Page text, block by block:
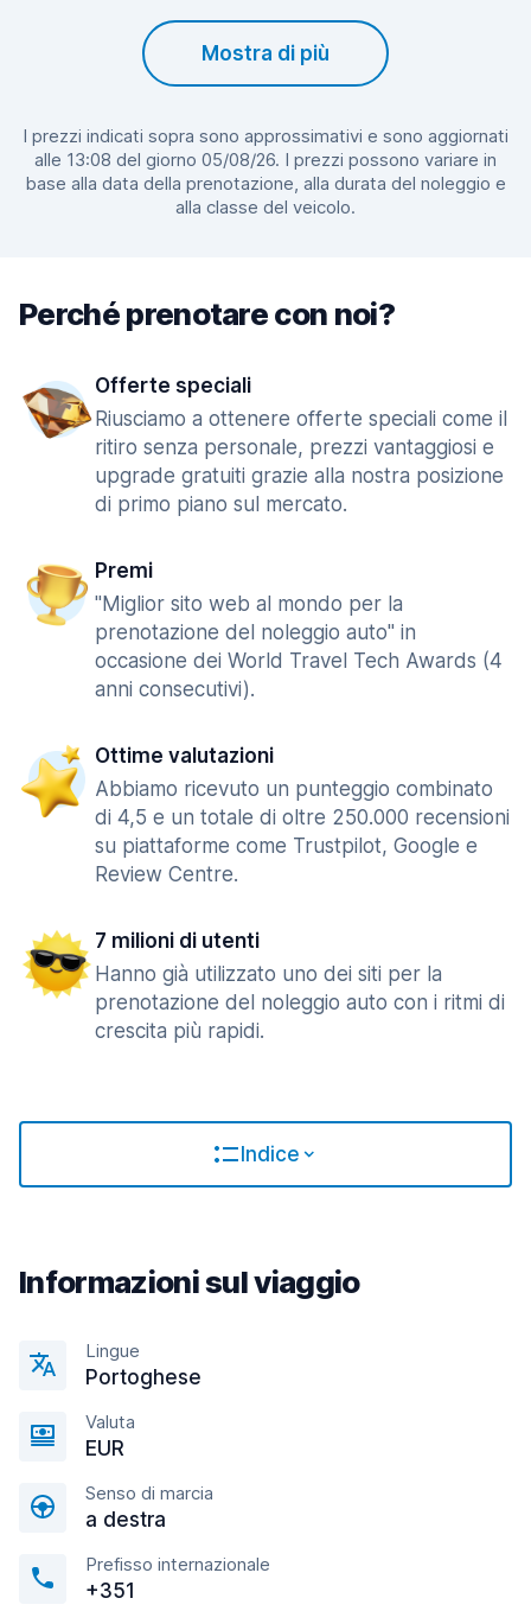
Mostra di più
I prezzi indicati sopra sono approssimativi e sono aggiornati
alle 13:08 del giorno 05/08/26. I prezzi possono variare in
base alla data della prenotazione, alla durata del noleggio e
alla classe del veicolo.
Perché prenotare con noi?
Offerte speciali
Riusciamo a ottenere offerte speciali come il
ritiro senza personale, prezzi vantaggiosi e
upgrade gratuiti grazie alla nostra posizione
di primo piano sul mercato.
Premi
"Miglior sito web al mondo per la
prenotazione del noleggio auto" in
occasione dei World Travel Tech Awards (4
anni consecutivi).
Ottime valutazioni
Abbiamo ricevuto un punteggio combinato
di 4,5 e un totale di oltre 250.000 recensioni
su piattaforme come Trustpilot, Google e
Review Centre.
7 milioni di utenti
Hanno già utilizzato uno dei siti per la
prenotazione del noleggio auto con i ritmi di
crescita più rapidi.
Indice
Informazioni sul viaggio
Lingue
Portoghese
Valuta
EUR
Senso di marcia
a destra
Prefisso internazionale
+351